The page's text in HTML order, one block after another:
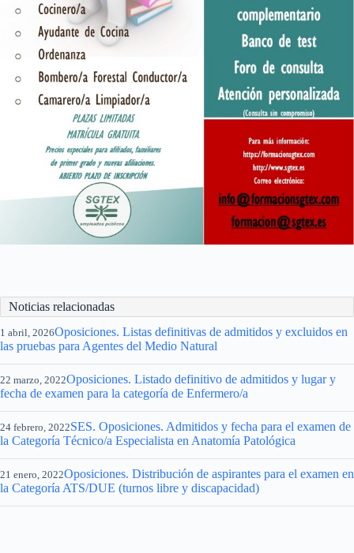
Noticias relacionadas
1 abril, 2026Oposiciones. Listas definitivas de admitidos y excluidos en
las pruebas para Agentes del Medio Natural
22 marzo, 2022Oposiciones. Listado definitivo de admitidos y lugar y
fecha de examen para la categoría de Enfermero/a
24 febrero, 2022SES. Oposiciones. Admitidos y fecha para el examen de
la Categoría Técnico/a Especialista en Anatomía Patológica
21 enero, 2022Oposiciones. Distribución de aspirantes para el examen en
la Categoría ATS/DUE (turnos libre y discapacidad)